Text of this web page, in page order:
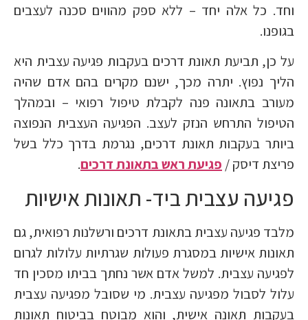
וחד. כל אלה יחד – ללא ספק מהווים סכנה לעצבים
בגופנו.
על כן, תביעת תאונת דרכים בעקבות פגיעה עצבית היא
הליך נפוץ. יתרה מכך, ישנם מקרים בהם אדם שהיה
מעורב בתאונה פנה לקבלת טיפול רפואי – ובמהלך
הטיפול התרחש הנזק לעצב. הפגיעה העצבית הנפוצה
ביותר בעקבות תאונת דרכים, נגרמת בדרך כלל בשל
פריצת דיסק / פגיעת ראש בתאונת דרכים.
פגיעה עצבית ביד- תאונות אישיות
מלבד פגיעה עצבית בתאונת דרכים ורשלנות רפואית, גם
תאונות אישיות במסגרת פעולות שגרתיות עלולות לגרום
לפגיעה עצבית. למשל אדם אשר נחתך בביתו מסכין חד
עלול לסבול מפגיעה עצבית. מי שסובל מפגיעה עצבית
בעקבות תאונה אישית, והוא מבוטח בביטוח תאונות